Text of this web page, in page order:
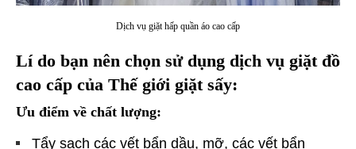
Dịch vụ giặt hấp quần áo cao cấp
Lí do bạn nên chọn sử dụng dịch vụ giặt đồ
cao cấp của Thế giới giặt sấy:
Ưu điểm về chất lượng:
Tẩy sạch các vết bẩn dầu, mỡ, các vết bẩn